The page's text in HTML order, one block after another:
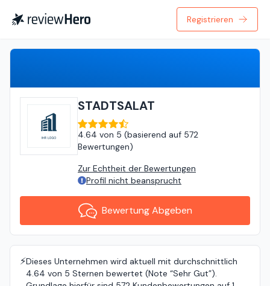
Registrieren
STADTSALAT
4.64 von 5 (basierend auf 572
Bewertungen)
Zur Echtheit der Bewertungen
Profil nicht beansprucht
Bewertung Abgeben
⚡️Dieses Unternehmen wird aktuell mit durchschnittlich
4.64 von 5 Sternen bewertet (Note “Sehr Gut”).